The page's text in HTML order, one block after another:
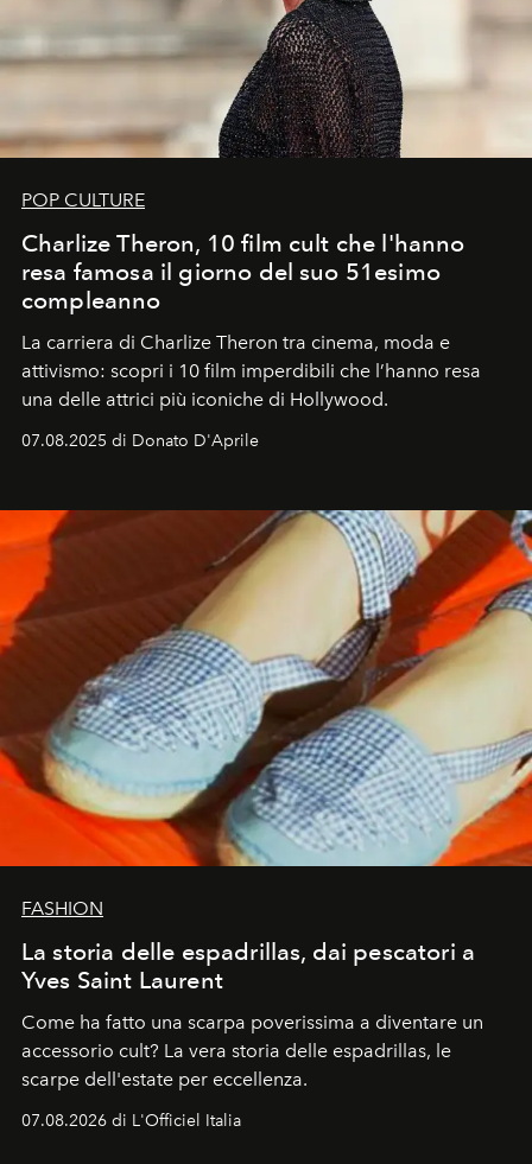
POP CULTURE
Charlize Theron, 10 film cult che l'hanno
resa famosa il giorno del suo 51esimo
compleanno
La carriera di Charlize Theron tra cinema, moda e
attivismo: scopri i 10 film imperdibili che l’hanno resa
una delle attrici più iconiche di Hollywood.
07.08.2025 di Donato D'Aprile
FASHION
La storia delle espadrillas, dai pescatori a
Yves Saint Laurent
Come ha fatto una scarpa poverissima a diventare un
accessorio cult? La vera storia delle espadrillas, le
scarpe dell'estate per eccellenza.
07.08.2026 di L'Officiel Italia